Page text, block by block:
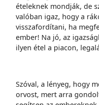
ételeknek mondják, de
valóban igaz, hogy a
visszafordítani, ha
ember! Na jó, az
ilyen étel a piacon,
Szóval, a lényeg, hogy
orvost, mert arra